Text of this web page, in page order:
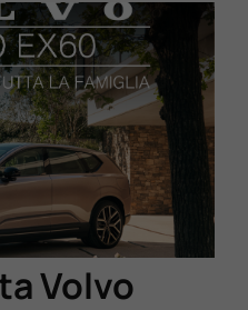
Volvo